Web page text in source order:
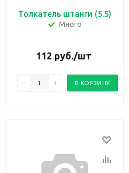
Толкатель штанги (5.5)
Много
112 руб./шт
В КОРЗИНУ